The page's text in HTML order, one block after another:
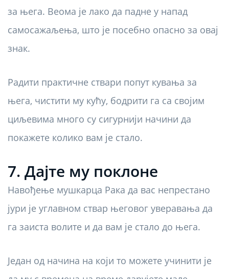
за њега. Веома је лако да падне у напад
самосажаљења, што је посебно опасно за овај
знак.
Радити практичне ствари попут кувања за
њега, чистити му кућу, бодрити га са својим
циљевима много су сигурнији начини да
покажете колико вам је стало.
7. Дајте му поклоне
Навођење мушкарца Рака да вас непрестано
јури је углавном ствар његовог уверавања да
га заиста волите и да вам је стало до њега.
Један од начина на који то можете учинити је